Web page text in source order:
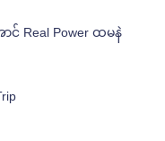
Power ထမနဲ